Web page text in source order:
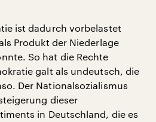
ist dadurch vorbelastet
Produkt der Niederlage
So hat die Rechte
galt als undeutsch, die
Der Nationalsozialismus
dieser
in Deutschland, die es